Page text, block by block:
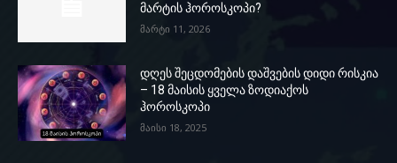
მარტის ჰოროსკოპი?
მარტი 11, 2026
დღეს შეცდომების დაშვების დიდი რისკია
– 18 მაისის ყველა ზოდიაქოს
ჰოროსკოპი
მაისი 18, 2025